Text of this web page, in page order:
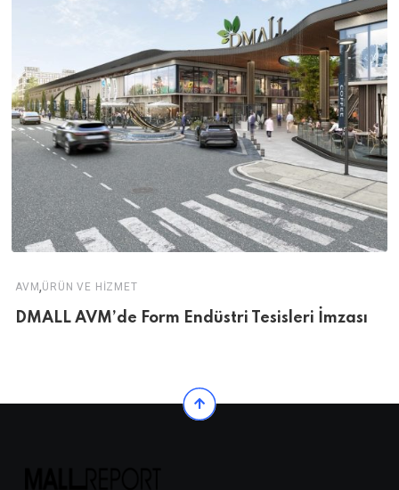
AVM,ÜRÜN VE HIZMET
DMALL AVM’de Form Endüstri Tesisleri İmzası